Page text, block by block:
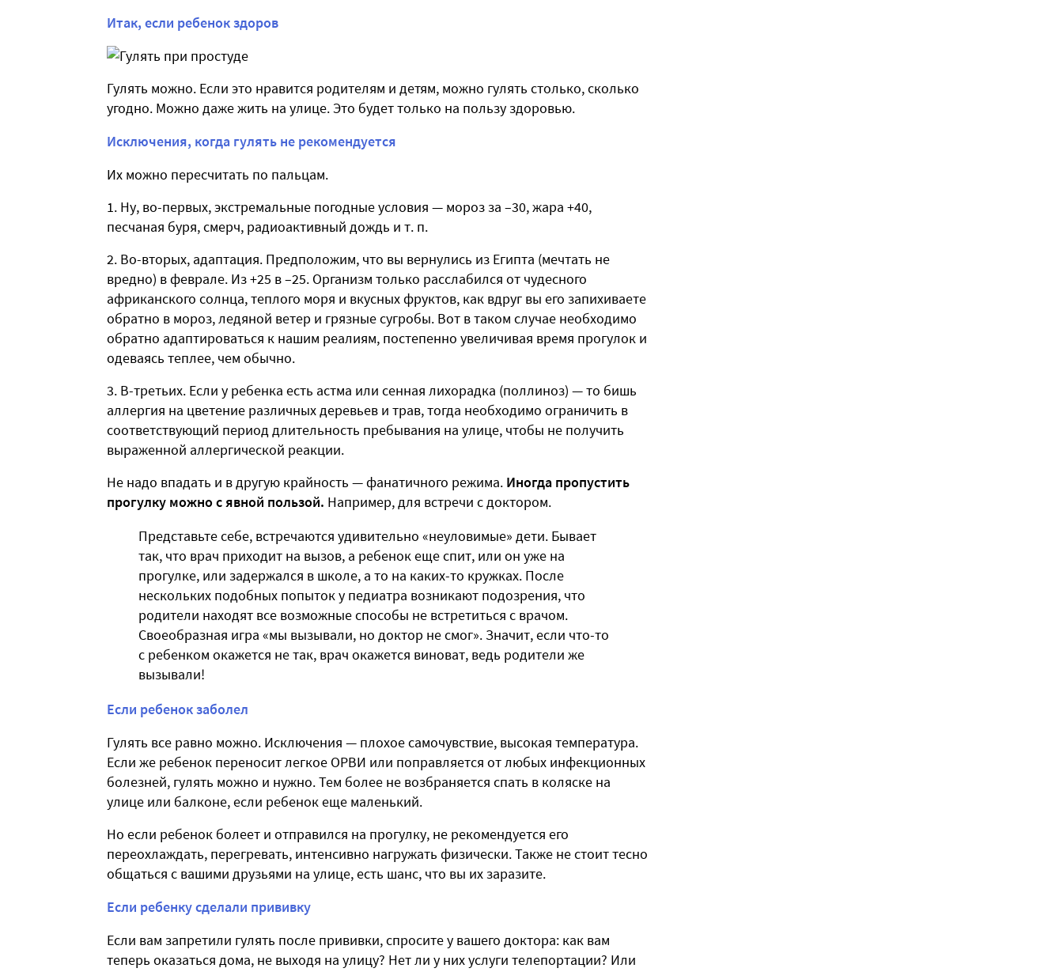
Итак, если ребенок здоров
Гулять можно. Если это нравится родителям и детям, можно гулять столько, сколько
угодно. Можно даже жить на улице. Это будет только на пользу здоровью.
Исключения, когда гулять не рекомендуется
Их можно пересчитать по пальцам.
Ну, во-первых, экстремальные погодные условия — мороз за –30, жара +40,
песчаная буря, смерч, радиоактивный дождь и т. п.
Во-вторых, адаптация. Предположим, что вы вернулись из Египта (мечтать не
вредно) в феврале. Из +25 в –25. Организм только расслабился от чудесного
африканского солнца, теплого моря и вкусных фруктов, как вдруг вы его запихиваете
обратно в мороз, ледяной ветер и грязные сугробы. Вот в таком случае необходимо
обратно адаптироваться к нашим реалиям, постепенно увеличивая время прогулок и
одеваясь теплее, чем обычно.
В-третьих. Если у ребенка есть астма или сенная лихорадка (поллиноз) — то бишь
аллергия на цветение различных деревьев и трав, тогда необходимо ограничить в
соответствующий период длительность пребывания на улице, чтобы не получить
выраженной аллергической реакции.
Не надо впадать и в другую крайность — фанатичного режима. Иногда пропустить
прогулку можно с явной пользой. Например, для встречи с доктором.
Представьте себе, встречаются удивительно «неуловимые» дети. Бывает
так, что врач приходит на вызов, а ребенок еще спит, или он уже на
прогулке, или задержался в школе, а то на каких-то кружках. После
нескольких подобных попыток у педиатра возникают подозрения, что
родители находят все возможные способы не встретиться с врачом.
Своеобразная игра «мы вызывали, но доктор не смог». Значит, если что-то
с ребенком окажется не так, врач окажется виноват, ведь родители же
вызывали!
Если ребенок заболел
Гулять все равно можно. Исключения — плохое самочувствие, высокая температура.
Если же ребенок переносит легкое ОРВИ или поправляется от любых инфекционных
болезней, гулять можно и нужно. Тем более не возбраняется спать в коляске на
улице или балконе, если ребенок еще маленький.
Но если ребенок болеет и отправился на прогулку, не рекомендуется его
переохлаждать, перегревать, интенсивно нагружать физически. Также не стоит тесно
общаться с вашими друзьями на улице, есть шанс, что вы их заразите.
Если ребенку сделали прививку
Если вам запретили гулять после прививки, спросите у вашего доктора: как вам
теперь оказаться дома, не выходя на улицу? Нет ли у них услуги телепортации? Или